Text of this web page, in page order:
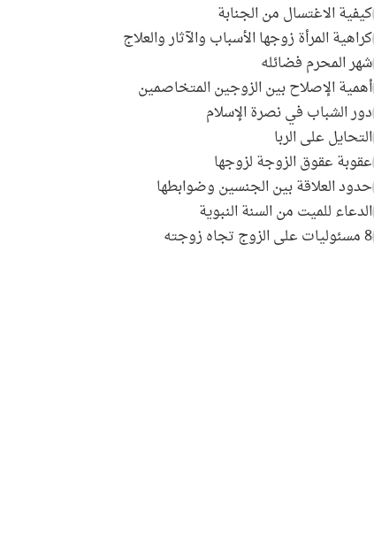
كيفية الاغتسال من الجنابة
كراهية المرأة زوجها الأسباب والآثار والعلاج
شهر المحرم فضائله
أهمية الإصلاح بين الزوجين المتخاصمين
دور الشباب في نصرة الإسلام
التحايل على الربا
عقوبة عقوق الزوجة لزوجها
حدود العلاقة بين الجنسين وضوابطها
الدعاء للميت من السنة النبوية
8 مسئوليات على الزوج تجاه زوجته